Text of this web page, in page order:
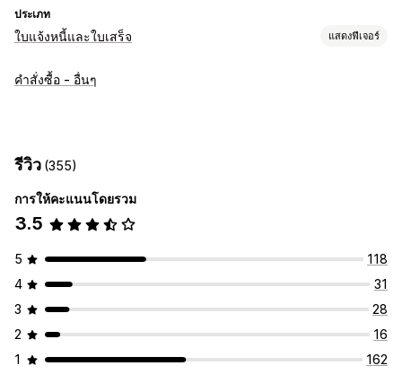
ประเภท
ใบแจ้งหนี้และใบเสร็จ แสดงฟีเจอร์
ประเภทเอกสาร
สีและแบบอักษร
การจัดการไฟล์
พิมพ์และส่งออก
คำสั่งซื้อ - อื่นๆ
รีวิว (355)
การให้คะแนนโดยรวม
3.5
5
118
4
31
3
28
2
16
1
162